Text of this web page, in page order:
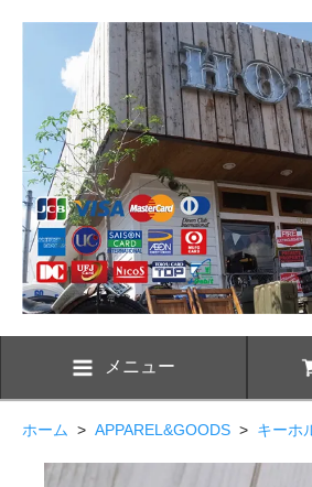
メニュー
ホーム > APPAREL&GOODS > キーホ